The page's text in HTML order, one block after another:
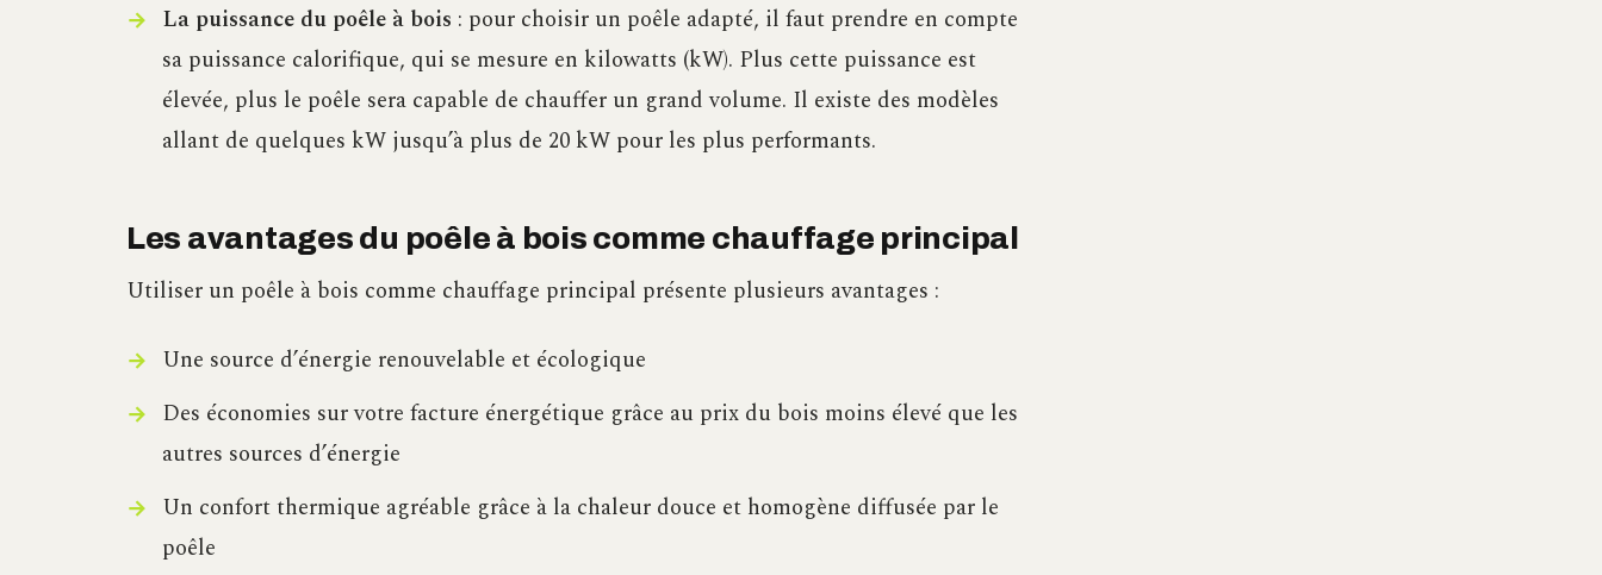
La puissance du poêle à bois : pour choisir un poêle adapté, il faut prendre en compte
sa puissance calorifique, qui se mesure en kilowatts (kW). Plus cette puissance est
élevée, plus le poêle sera capable de chauffer un grand volume. Il existe des modèles
allant de quelques kW jusqu’à plus de 20 kW pour les plus performants.
Les avantages du poêle à bois comme chauffage principal
Utiliser un poêle à bois comme chauffage principal présente plusieurs avantages :
Une source d’énergie renouvelable et écologique
Des économies sur votre facture énergétique grâce au prix du bois moins élevé que les
autres sources d’énergie
Un confort thermique agréable grâce à la chaleur douce et homogène diffusée par le
poêle